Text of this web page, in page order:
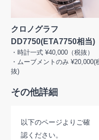
クロノグラフ
DD7750(ETA7750相当)
・時計一式 ¥40,000（税抜）
・ムーブメントのみ ¥20,000(
抜)
その他詳細
以下のページよりご確
認ください。